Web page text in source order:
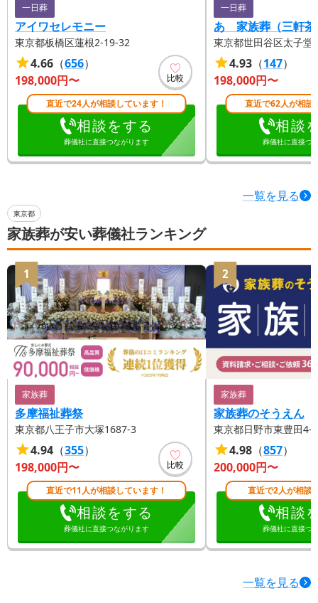
一日葬
アイワセレモニー
東京都板橋区蓮根2-19-32
4.66 （656）
198,000円〜 比較
直近で24人が相談しています！
相談をする
葬儀社に直接つながります
一日葬
あゝ家族葬（三軒
東京都世田谷区太子堂
4.93 （147）
198,000円〜
直近で62人が相談
相談
葬儀社に直接つ
一覧を見る
東京都
家族葬が安い葬儀社ランキング
1
家族葬
多摩福祉葬祭
東京都八王子市大塚1687-3
4.94 （355）
198,000円〜 比較
直近で11人が相談しています！
相談をする
葬儀社に直接つながります
2
家族葬
家族葬のそうえん
東京都日野市東豊田4-
4.98 （857）
200,000円〜
直近で2人が相談
相談
葬儀社に直接つ
一覧を見る